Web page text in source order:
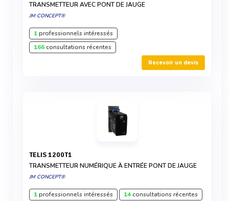
TRANSMETTEUR AVEC PONT DE JAUGE
JM CONCEPT®
1professionnels intéressés
166consultations récentes
Recevoir un devis
TELIS 1200T1
TRANSMETTEUR NUMÉRIQUE À ENTRÉE PONT DE JAUGE
JM CONCEPT®
1professionnels intéressés 14consultations récentes